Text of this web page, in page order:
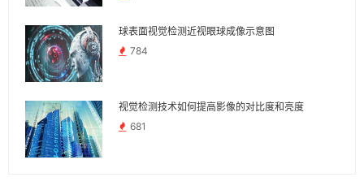
球表面视觉检测近视眼球成像示意图
784
视觉检测技术如何提高影像的对比度和亮度
681